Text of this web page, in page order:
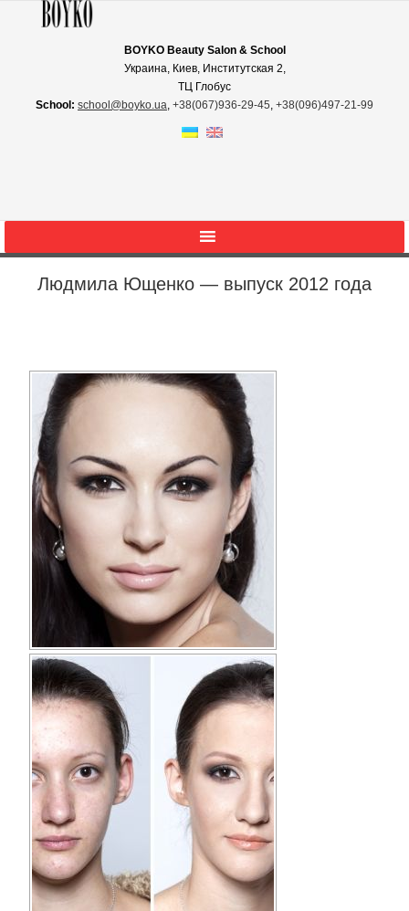
BOYKO Beauty Salon & School
Украина, Киев, Институтская 2,
ТЦ Глобус
School: school@boyko.ua, +38(067)936‑29‑45, +38(096)497‑21‑99
Людмила Ющенко — выпуск 2012 года